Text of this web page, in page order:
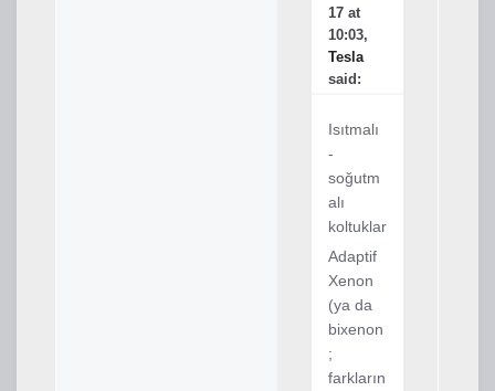
17 at
10:03,
Tesla
said:
Isıtmalı
-
soğutm
alı
koltuklar
Adaptif
Xenon
(ya da
bixenon
;
farkların